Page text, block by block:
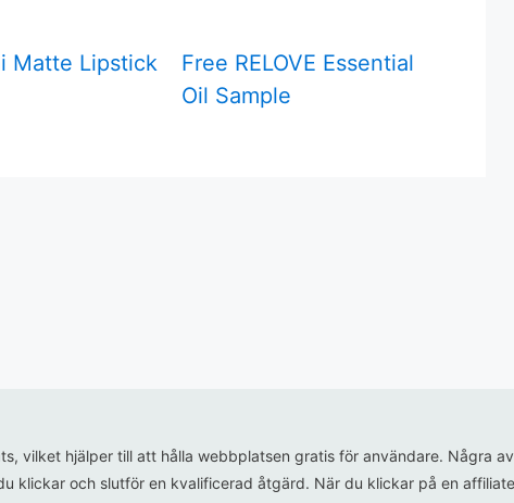
Matte Lipstick
Free RELOVE Essential
Oil Sample
vilket hjälper till att hålla webbplatsen gratis för användare. Några
klickar och slutför en kvalificerad åtgärd. När du klickar på en